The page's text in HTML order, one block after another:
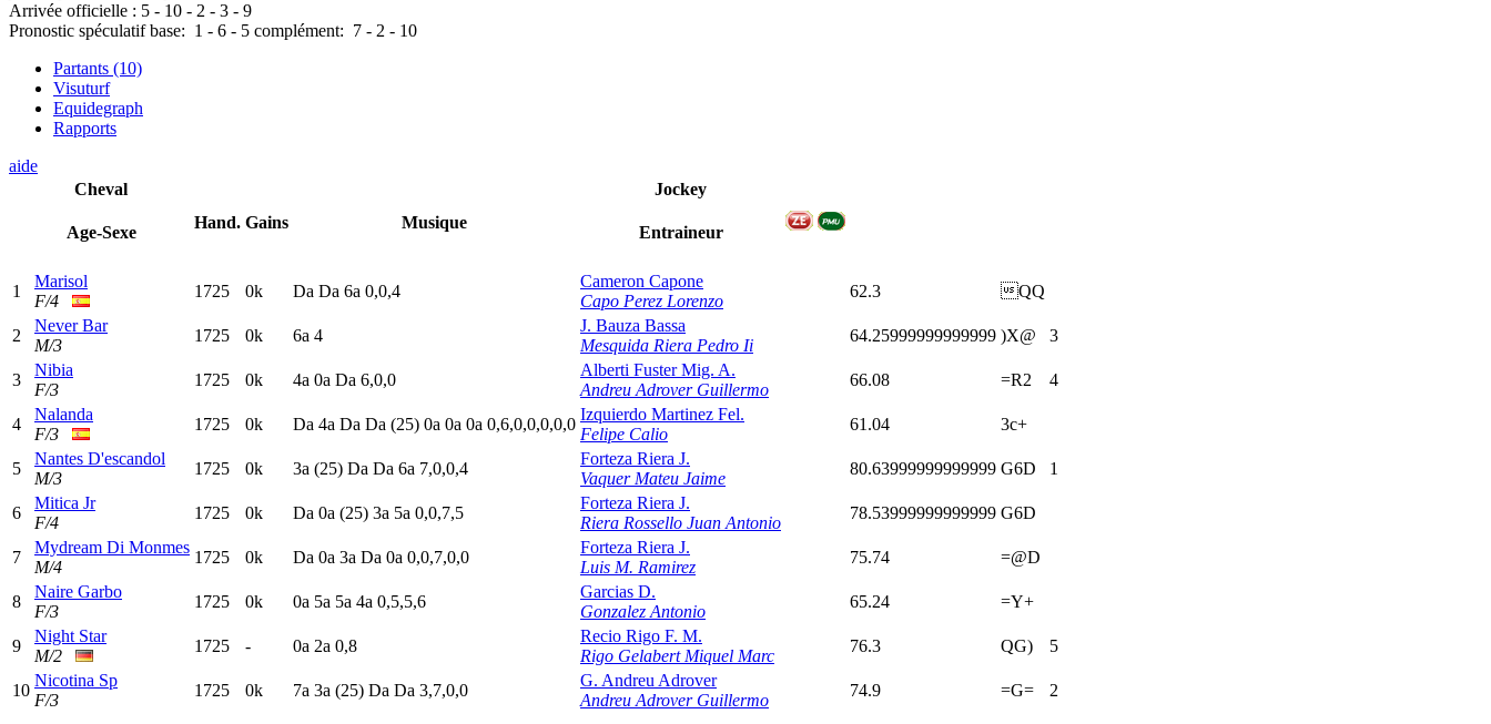
Arrivée officielle : 5 - 10 - 2 - 3 - 9
Pronostic spéculatif base: 1 - 6 - 5 complément: 7 - 2 - 10
Partants (10)
Visuturf
Equidegraph
Rapports
aide
Cheval
Age-Sexe
Hand. Gains Musique
Jockey
Entraineur
1
Marisol
F/4
1725 0k Da Da 6a 0,0,4
Cameron Capone
Capo Perez Lorenzo
62.3 QQ
2
Never Bar
M/3
1725 0k 6a 4
J. Bauza Bassa
Mesquida Riera Pedro Ii
64.25999999999999 )X@ 3
3
Nibia
F/3
1725 0k 4a 0a Da 6,0,0
Alberti Fuster Mig. A.
Andreu Adrover Guillermo
66.08 =R2 4
4
Nalanda
F/3
1725 0k Da 4a Da Da (25) 0a 0a 0a 0,6,0,0,0,0,0
Izquierdo Martinez Fel.
Felipe Calio
61.04 3c+
5
Nantes D'escandol
M/3
1725 0k 3a (25) Da Da 6a 7,0,0,4
Forteza Riera J.
Vaquer Mateu Jaime
80.63999999999999 G6D 1
6
Mitica Jr
F/4
1725 0k Da 0a (25) 3a 5a 0,0,7,5
Forteza Riera J.
Riera Rossello Juan Antonio
78.53999999999999 G6D
7
Mydream Di Monmes
M/4
1725 0k Da 0a 3a Da 0a 0,0,7,0,0
Forteza Riera J.
Luis M. Ramirez
75.74 =@D
8
Naire Garbo
F/3
1725 0k 0a 5a 5a 4a 0,5,5,6
Garcias D.
Gonzalez Antonio
65.24 =Y+
9
Night Star
M/2
1725 - 0a 2a 0,8
Recio Rigo F. M.
Rigo Gelabert Miquel Marc
76.3 QG) 5
10
Nicotina Sp
F/3
1725 0k 7a 3a (25) Da Da 3,7,0,0
G. Andreu Adrover
Andreu Adrover Guillermo
74.9 =G= 2